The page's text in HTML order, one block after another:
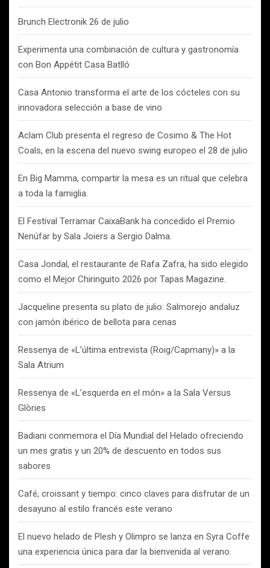
Brunch Electronik 26 de julio
Experimenta una combinación de cultura y gastronomía
con Bon Appétit Casa Batlló
Casa Antonio transforma el arte de los cócteles con su
innovadora selección a base de vino
Aclam Club presenta el regreso de Cosimo & The Hot
Coals, en la escena del nuevo swing europeo el 28 de julio
En Big Mamma, compartir la mesa es un ritual que celebra
a toda la famiglia.
El Festival Terramar CaixaBank ha concedido el Premio
Nenúfar by Sala Joiers a Sergio Dalma.
Casa Jondal, el restaurante de Rafa Zafra, ha sido elegido
como el Mejor Chiringuito 2026 por Tapas Magazine.
Jacqueline presenta su plato de julio: Salmorejo andaluz
con jamón ibérico de bellota para cenas
Ressenya de «L’última entrevista (Roig/Capmany)» a la
Sala Atrium
Ressenya de «L’esquerda en el món» a la Sala Versus
Glòries
Badiani conmemora el Día Mundial del Helado ofreciendo
un mes gratis y un 20% de descuento en todos sus
sabores
Café, croissant y tiempo: cinco claves para disfrutar de un
desayuno al estilo francés este verano
El nuevo helado de Plesh y Olimpro se lanza en Syra Coffe
una experiencia única para dar la bienvenida al verano.